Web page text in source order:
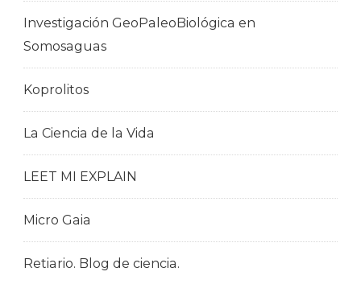
Investigación GeoPaleoBiológica en
Somosaguas
Koprolitos
La Ciencia de la Vida
LEET MI EXPLAIN
Micro Gaia
Retiario. Blog de ciencia.